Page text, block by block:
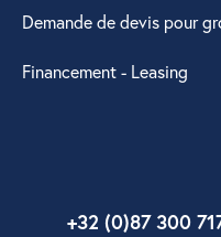
Demande de devis pour
Financement - Leasing
+32 (0)87 300